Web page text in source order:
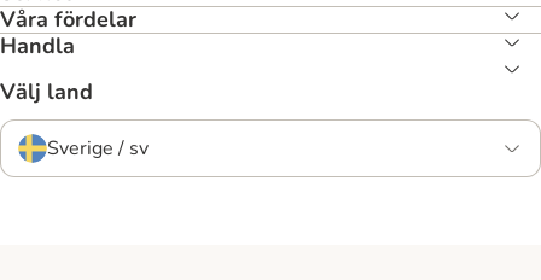
Våra fördelar
Handla
Välj land
Sverige / sv